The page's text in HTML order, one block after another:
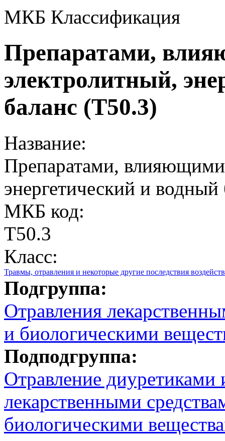
МКБ Классификация
Препаратами,
электролитный,
баланс (T50.3)
Название:
Препаратами,
энергетический и водный
МКБ код:
T50.3
Класс:
Травмы, отравления и некоторые другие последствия
Подгруппа:
Отравления
и биологическими
Подподгруппа:
Отравление
лекарственными
биологическими